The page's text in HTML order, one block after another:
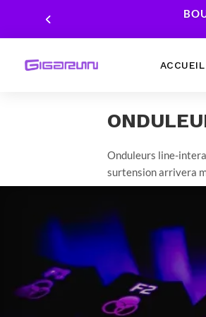
ACCUEIL
Onduleurs line-
surtension arrivera
Carte
Cartes